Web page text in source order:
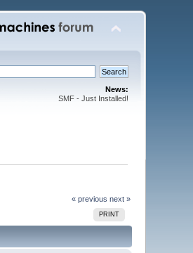
News:
SMF - Just Installed!
« previous next »
PRINT